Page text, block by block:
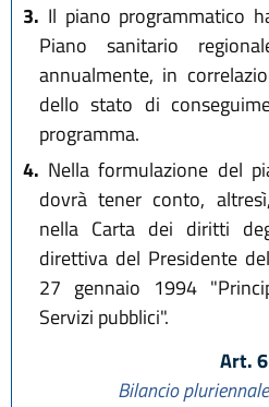
3. Il piano programmatico
Piano sanitario
annualmente, in
dello stato di
programma.
4. Nella formulazione del
dovrà tener conto,
nella Carta dei diritti
direttiva del Presidente
27 gennaio 1994
Servizi pubblici".
Art. 6
Bilancio